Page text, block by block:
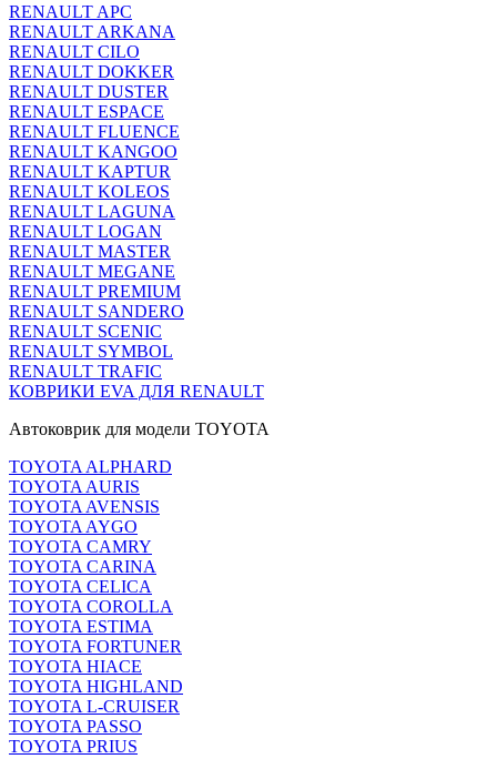
RENAULT APC
RENAULT ARKANA
RENAULT CILO
RENAULT DOKKER
RENAULT DUSTER
RENAULT ESPACE
RENAULT FLUENCE
RENAULT KANGOO
RENAULT KAPTUR
RENAULT KOLEOS
RENAULT LAGUNA
RENAULT LOGAN
RENAULT MASTER
RENAULT MEGANE
RENAULT PREMIUM
RENAULT SANDERO
RENAULT SCENIC
RENAULT SYMBOL
RENAULT TRAFIC
КОВРИКИ EVA ДЛЯ RENAULT
Автоковрик для модели TOYOTA
TOYOTA ALPHARD
TOYOTA AURIS
TOYOTA AVENSIS
TOYOTA AYGO
TOYOTA CAMRY
TOYOTA CARINA
TOYOTA CELICA
TOYOTA COROLLA
TOYOTA ESTIMA
TOYOTA FORTUNER
TOYOTA HIACE
TOYOTA HIGHLAND
TOYOTA L-CRUISER
TOYOTA PASSO
TOYOTA PRIUS